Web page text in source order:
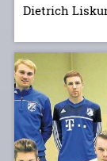
Dietrich